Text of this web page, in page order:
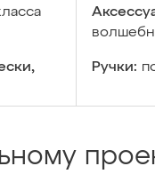
Ручки: